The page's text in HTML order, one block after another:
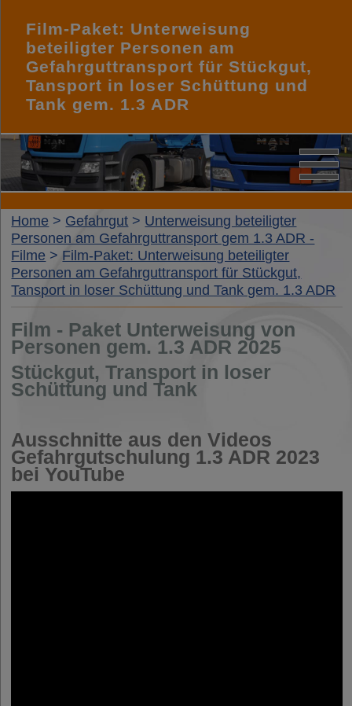
Film-Paket: Unterweisung
beteiligter Personen am
Gefahrguttransport für Stückgut,
Tansport in loser Schüttung und
Tank gem. 1.3 ADR
Feuerwehr
Brandschutz
Gefahrgut
Gabelstapler
Ladungssicherung
Abfallentsorgung
Home > Gefahrgut > Unterweisung beteiligter
Personen am Gefahrguttransport gem 1.3 ADR -
Filme > Film-Paket: Unterweisung beteiligter
Personen am Gefahrguttransport für Stückgut,
Tansport in loser Schüttung und Tank gem. 1.3 ADR
Film - Paket Unterweisung von
Personen gem. 1.3 ADR 2025
Stückgut, Transport in loser
Schüttung und Tank
Ausschnitte aus den Videos
Gefahrgutschulung 1.3 ADR 2023
bei YouTube